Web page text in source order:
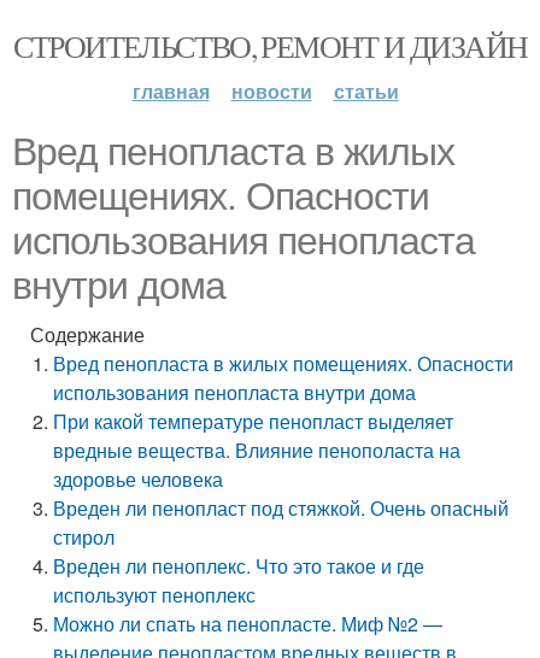
СТРОИТЕЛЬСТВО, РЕМОНТ И ДИЗАЙН
главная новости статьи
Вред пенопласта в жилых
помещениях. Опасности
использования пенопласта
внутри дома
Содержание
Вред пенопласта в жилых помещениях. Опасности
использования пенопласта внутри дома
При какой температуре пенопласт выделяет
вредные вещества. Влияние пенополаста на
здоровье человека
Вреден ли пенопласт под стяжкой. Очень опасный
стирол
Вреден ли пеноплекс. Что это такое и где
используют пеноплекс
Можно ли спать на пенопласте. Миф №2 —